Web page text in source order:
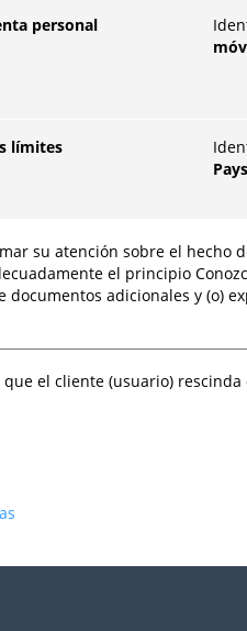
personal
límites
su atención sobre el hecho
el principio
documentos adicionales y (o)
que el cliente (usuario)